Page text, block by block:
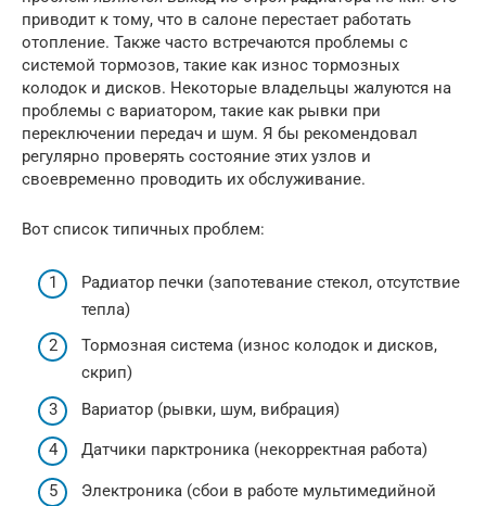
приводит к тому, что в салоне перестает работать
отопление. Также часто встречаются проблемы с
системой тормозов, такие как износ тормозных
колодок и дисков. Некоторые владельцы жалуются на
проблемы с вариатором, такие как рывки при
переключении передач и шум. Я бы рекомендовал
регулярно проверять состояние этих узлов и
своевременно проводить их обслуживание.
Вот список типичных проблем:
Радиатор печки (запотевание стекол, отсутствие
тепла)
Тормозная система (износ колодок и дисков,
скрип)
Вариатор (рывки, шум, вибрация)
Датчики парктроника (некорректная работа)
Электроника (сбои в работе мультимедийной